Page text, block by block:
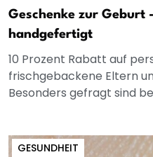
Geschenke zur Geburt
handgefertigt
10 Prozent Rabatt auf
frischgebackene Eltern
Besonders gefragt sind
GESUNDHEIT